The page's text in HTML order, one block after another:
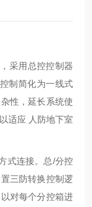
采用总控控制器
制简化为一线式
性，延长系统使
适应 人防地下室
式连接。总/分控
三防转换控制逻
对每个分控箱进